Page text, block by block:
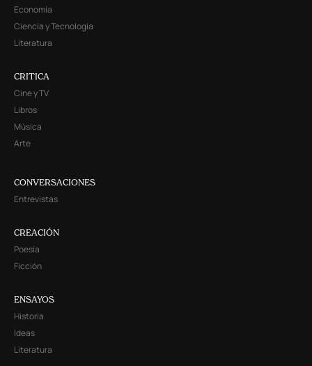
Economía
Ciencia y Tecnología
Literatura
CRITICA
Cine y TV
Libros
Música
Arte
CONVERSACIONES
Entrevistas
CREACIÓN
Poesía
Ficción
ENSAYOS
Historia
Ideas
Literatura